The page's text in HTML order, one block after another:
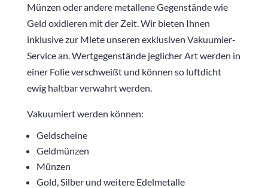
Münzen oder andere metallene Gegenstände wie
Geld oxidieren mit der Zeit. Wir bieten Ihnen
inklusive zur Miete unseren exklusiven Vakuumier-
Service an. Wertgegenstände jeglicher Art werden in
einer Folie verschweißt und können so luftdicht
ewig haltbar verwahrt werden.
Vakuumiert werden können:
Geldscheine
Geldmünzen
Münzen
Gold, Silber und weitere Edelmetalle